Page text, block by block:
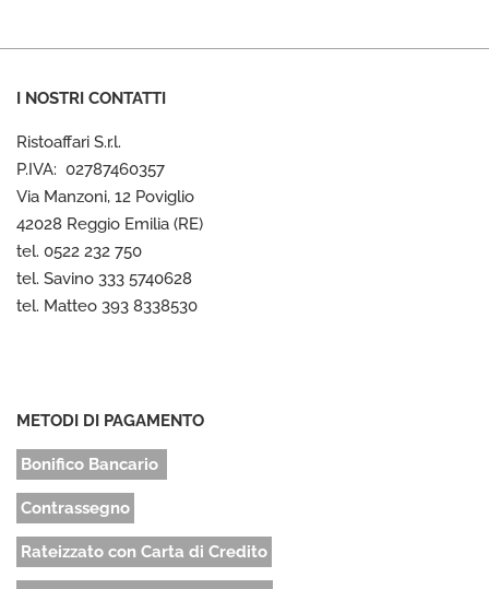
I NOSTRI CONTATTI
Ristoaffari S.r.l.
P.IVA: 02787460357
Via Manzoni, 12 Poviglio
42028 Reggio Emilia (RE)
tel. 0522 232 750
tel. Savino 333 5740628
tel. Matteo 393 8338530
METODI DI PAGAMENTO
Bonifico Bancario
Contrassegno
Rateizzato con Carta di Credito